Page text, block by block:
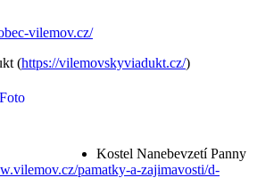
vilemov.cz/
(https://vilemovskyviadukt.cz/)
Kostel Nanebevzetí Panny
pamatky-a-zajimavosti/d-